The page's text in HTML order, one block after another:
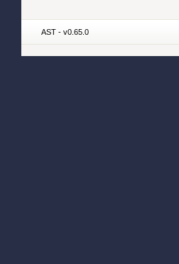
AST - v0.65.0